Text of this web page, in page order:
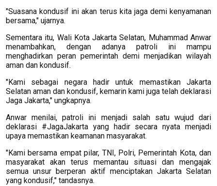
"Suasana kondusif ini akan terus kita jaga demi kenyamanan
bersama," ujarnya.
Sementara itu, Wali Kota Jakarta Selatan, Muhammad Anwar
menambahkan, dengan adanya patroli ini mampu
menghadirkan peran pemerintah demi menjadikan wilayah
aman dan kondusif.
"Kami sebagai negara hadir untuk memastikan Jakarta
Selatan aman dan kondusif, kemarin kami juga telah deklarasi
Jaga Jakarta," ungkapnya.
Anwar menilai, patroli ini menjadi salah satu wujud dari
deklarasi #JagaJakarta yang hadir secara nyata menjadi
upaya memastikan keamanan masyarakat.
"Kami bersama empat pilar, TNI, Polri, Pemerintah Kota, dan
masyarakat akan terus memantau situasi dan mengajak
semua unsur berperan aktif menciptakan Jakarta Selatan
yang kondusif," tandasnya.